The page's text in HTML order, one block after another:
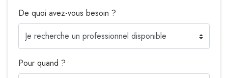
De quoi avez-vous besoin ?
Pour quand ?